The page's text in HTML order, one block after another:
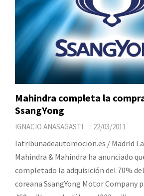
Mahindra completa la
SsangYong
IGNACIO ANASAGASTI 22/03/2011
latribunadeautomocion.es / Madrid
Mahindra & Mahindra ha anunciado
completado la adquisición del 70%
coreana SsangYong Motor Company